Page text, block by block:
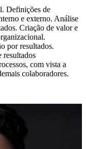
Definições de
e externo. Análise
Criação de valor e
por resultados.
resultados
com vista a
colaboradores.